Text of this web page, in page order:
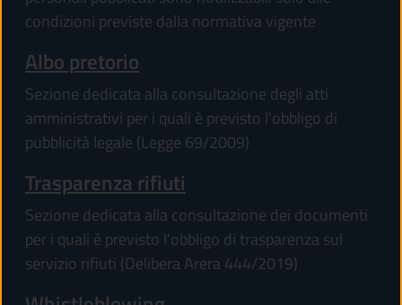
condizioni previste dalla normativa vigente
Albo pretorio
Sezione dedicata alla consultazione degli atti
amministrativi per i quali è previsto l'obbligo di
pubblicità legale (Legge 69/2009)
Trasparenza rifiuti
Sezione dedicata alla consultazione dei documenti
per i quali è previsto l'obbligo di trasparenza sul
servizio rifiuti (Delibera Arera 444/2019)